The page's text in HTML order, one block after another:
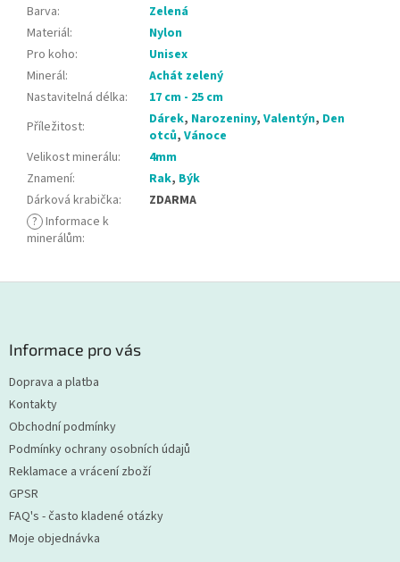
Barva:
Zelená
Materiál:
Nylon
Pro koho:
Unisex
Minerál:
Achát zelený
Nastavitelná délka:
17 cm - 25 cm
Příležitost: Dárek, Narozeniny, Valentýn, Den
otců, Vánoce
Velikost minerálu:
4mm
Znamení: Rak, Býk
Dárková krabička:
ZDARMA
? Informace k
minerálům:
Informace pro vás
Doprava a platba
Kontakty
Obchodní podmínky
Podmínky ochrany osobních údajů
Reklamace a vrácení zboží
GPSR
FAQ's - často kladené otázky
Moje objednávka